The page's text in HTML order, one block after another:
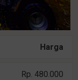
Harga
Rp. 480.000